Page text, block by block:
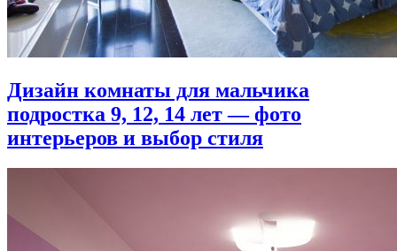
Дизайн комнаты для мальчика
подростка 9, 12, 14 лет — фото
интерьеров и выбор стиля